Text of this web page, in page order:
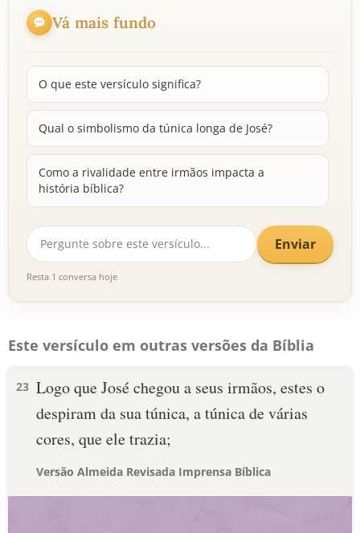
Vá mais fundo
O que este versículo significa?
Qual o simbolismo da túnica longa de José?
Como a rivalidade entre irmãos impacta a
história bíblica?
Enviar
Resta 1 conversa hoje
Este versículo em outras versões da Bíblia
23 Logo que José chegou a seus irmãos, estes o
despiram da sua túnica, a túnica de várias
cores, que ele trazia;
Versão Almeida Revisada Imprensa Bíblica